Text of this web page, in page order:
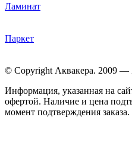
Ламинат
Паркет
© Copyright Аквакера. 2009 —
Информация, указанная на
офертой. Наличие и цена
момент подтверждения заказа.